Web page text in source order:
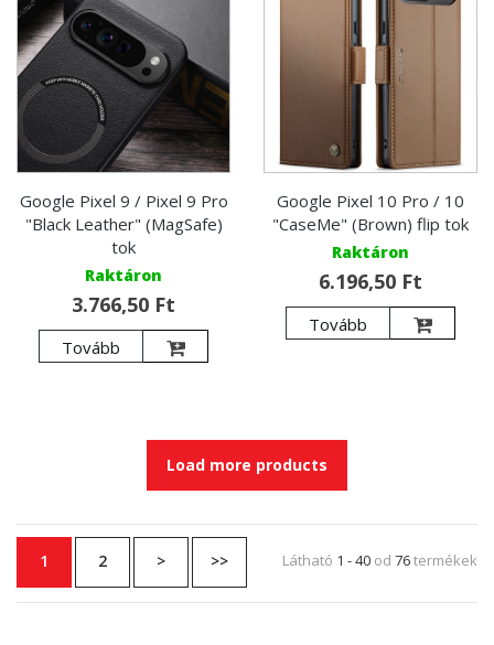
Google Pixel 9 / Pixel 9 Pro
"Black Leather" (MagSafe)
tok
Raktáron
3.766,50 Ft
Tovább
Google Pixel 10 Pro / 10
"CaseMe" (Brown) flip tok
Raktáron
6.196,50 Ft
Tovább
Load more products
1 2 > >> Látható 1 - 40 od 76termékek